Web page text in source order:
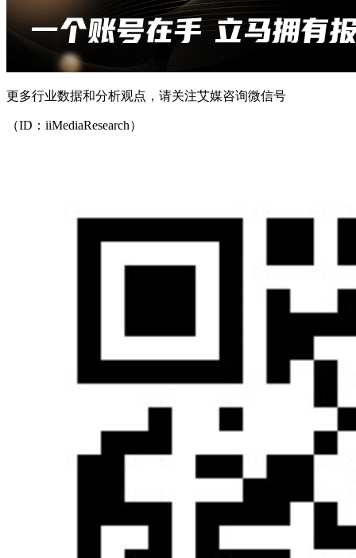
更多行业数据和分析观点，请关注艾媒咨询微信号
（ID：iiMediaResearch）